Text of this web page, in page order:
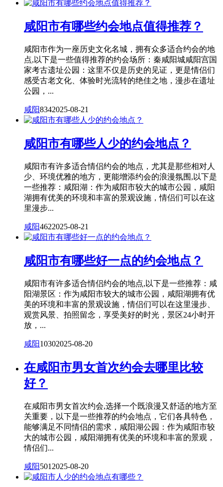
咸阳市有哪些约会地点值得推荐？
咸阳市作为一座历史文化名城，拥有众多适合约会的地
点,以下是一些值得推荐的约会场所：秦咸阳城咸阳宫国
家考古遗址公园：这里不仅是历史的见证，更是情侣们
感受古老文化、体验时光流转的绝佳之地，漫步在遗址
公园，...
咸阳8342025-08-21
咸阳市有哪些人少的约会地点？
咸阳市有许多适合情侣约会的地点，尤其是那些相对人
少、环境优雅的地方，更能增添约会的浪漫氛围,以下是
一些推荐：咸阳湖：作为咸阳市较大的城市公园，咸阳
湖拥有优美的环境和丰富的景观设施，情侣们可以在这
里漫步...
咸阳4622025-08-21
咸阳市有哪些好一点的约会地点？
咸阳市有许多适合情侣约会的地点,以下是一些推荐：咸
阳湖景区：作为咸阳市较大的城市公园，咸阳湖拥有优
美的环境和丰富的景观设施，情侣们可以在这里漫步、
观赏风景、拍照留念，享受美好的时光，景区24小时开
放，...
咸阳10302025-08-20
在咸阳市男女首次约会去哪里比较
好？
在咸阳市男女首次约会,选择一个既浪漫又舒适的地方至
关重要，以下是一些推荐的约会地点，它们各具特色，
能够满足不同情侣的需求，咸阳湖公园：作为咸阳市较
大的城市公园，咸阳湖拥有优美的环境和丰富的景观，
情侣们...
咸阳501 2025-08-20